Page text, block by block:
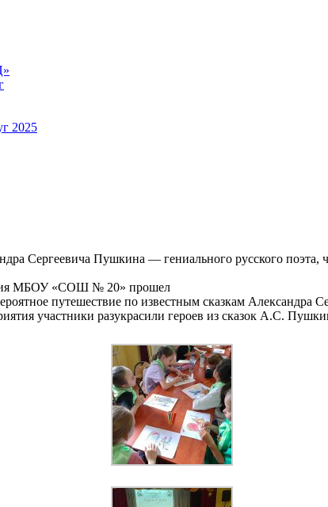
2025
Сергеевича Пушкина — гениального русского
МБОУ «СОШ № 20» прошел
путешествие по известным сказкам Александра
участники разукрасили героев из сказок А.С.